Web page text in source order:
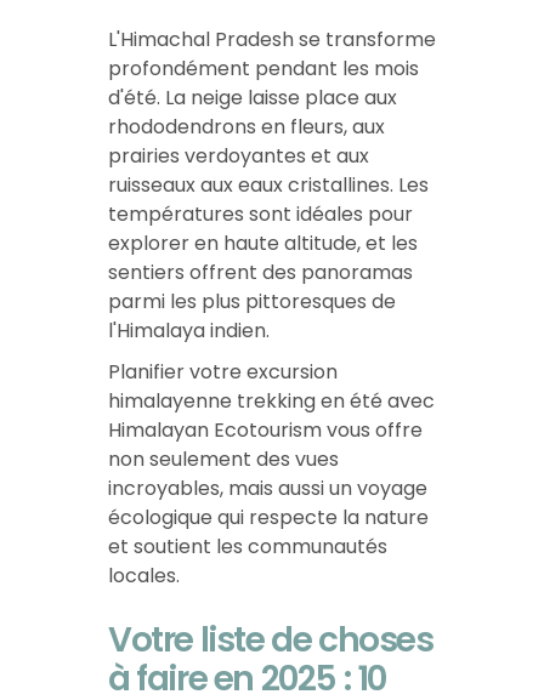
L'Himachal Pradesh se transforme
profondément pendant les mois
d'été. La neige laisse place aux
rhododendrons en fleurs, aux
prairies verdoyantes et aux
ruisseaux aux eaux cristallines. Les
températures sont idéales pour
explorer en haute altitude, et les
sentiers offrent des panoramas
parmi les plus pittoresques de
l'Himalaya indien.
Planifier votre excursion
himalayenne trekking en été avec
Himalayan Ecotourism vous offre
non seulement des vues
incroyables, mais aussi un voyage
écologique qui respecte la nature
et soutient les communautés
locales.
Votre liste de choses
à faire en 2025 : 10